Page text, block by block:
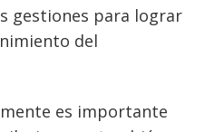
gestiones para lograr
del
es importante